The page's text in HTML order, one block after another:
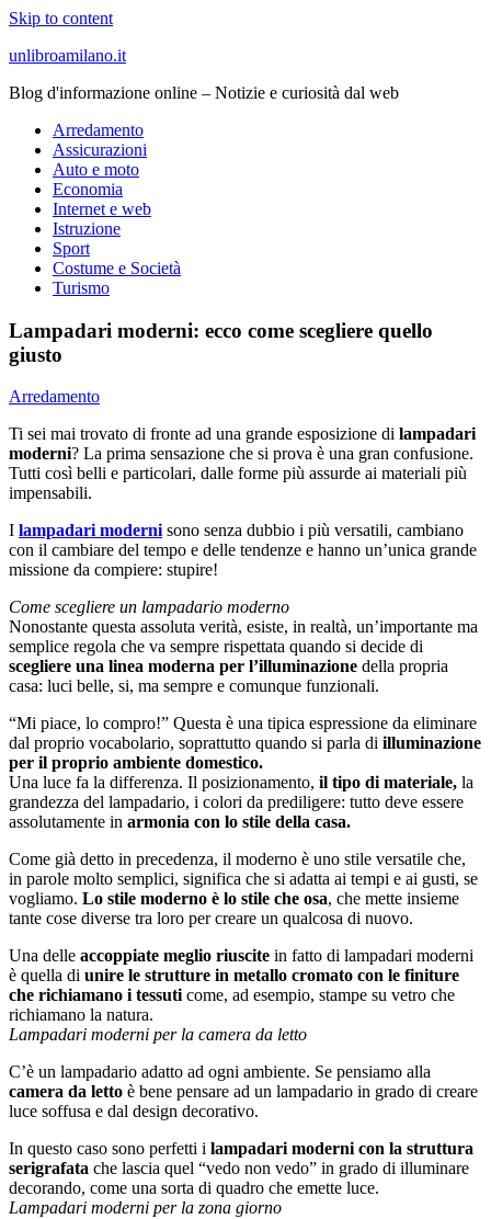
Skip to content
unlibroamilano.it
Blog d'informazione online – Notizie e curiosità dal web
Arredamento
Assicurazioni
Auto e moto
Economia
Internet e web
Istruzione
Sport
Costume e Società
Turismo
Lampadari moderni: ecco come scegliere quello
giusto
Arredamento
Ti sei mai trovato di fronte ad una grande esposizione di lampadari
moderni? La prima sensazione che si prova è una gran confusione.
Tutti così belli e particolari, dalle forme più assurde ai materiali più
impensabili.
I lampadari modernisono senza dubbio i più versatili, cambiano
con il cambiare del tempo e delle tendenze e hanno un’unica grande
missione da compiere: stupire!
Come scegliere un lampadario moderno
Nonostante questa assoluta verità, esiste, in realtà, un’importante ma
semplice regola che va sempre rispettata quando si decide di
scegliere una linea moderna per l’illuminazione della propria
casa: luci belle, si, ma sempre e comunque funzionali.
“Mi piace, lo compro!” Questa è una tipica espressione da eliminare
dal proprio vocabolario, soprattutto quando si parla di illuminazione
per il proprio ambiente domestico.
Una luce fa la differenza. Il posizionamento, il tipo di materiale, la
grandezza del lampadario, i colori da prediligere: tutto deve essere
assolutamente in armonia con lo stile della casa.
Come già detto in precedenza, il moderno è uno stile versatile che,
in parole molto semplici, significa che si adatta ai tempi e ai gusti, se
vogliamo. Lo stile moderno è lo stile che osa, che mette insieme
tante cose diverse tra loro per creare un qualcosa di nuovo.
Una delle accoppiate meglio riuscite in fatto di lampadari moderni
è quella di unire le strutture in metallo cromato con le finiture
che richiamano i tessuticome, ad esempio, stampe su vetro che
richiamano la natura.
Lampadari moderni per la camera da letto
C’è un lampadario adatto ad ogni ambiente. Se pensiamo alla
camera da letto è bene pensare ad un lampadario in grado di creare
luce soffusa e dal design decorativo.
In questo caso sono perfetti i lampadari moderni con la struttura
serigrafata che lascia quel “vedo non vedo” in grado di illuminare
decorando, come una sorta di quadro che emette luce.
Lampadari moderni per la zona giorno